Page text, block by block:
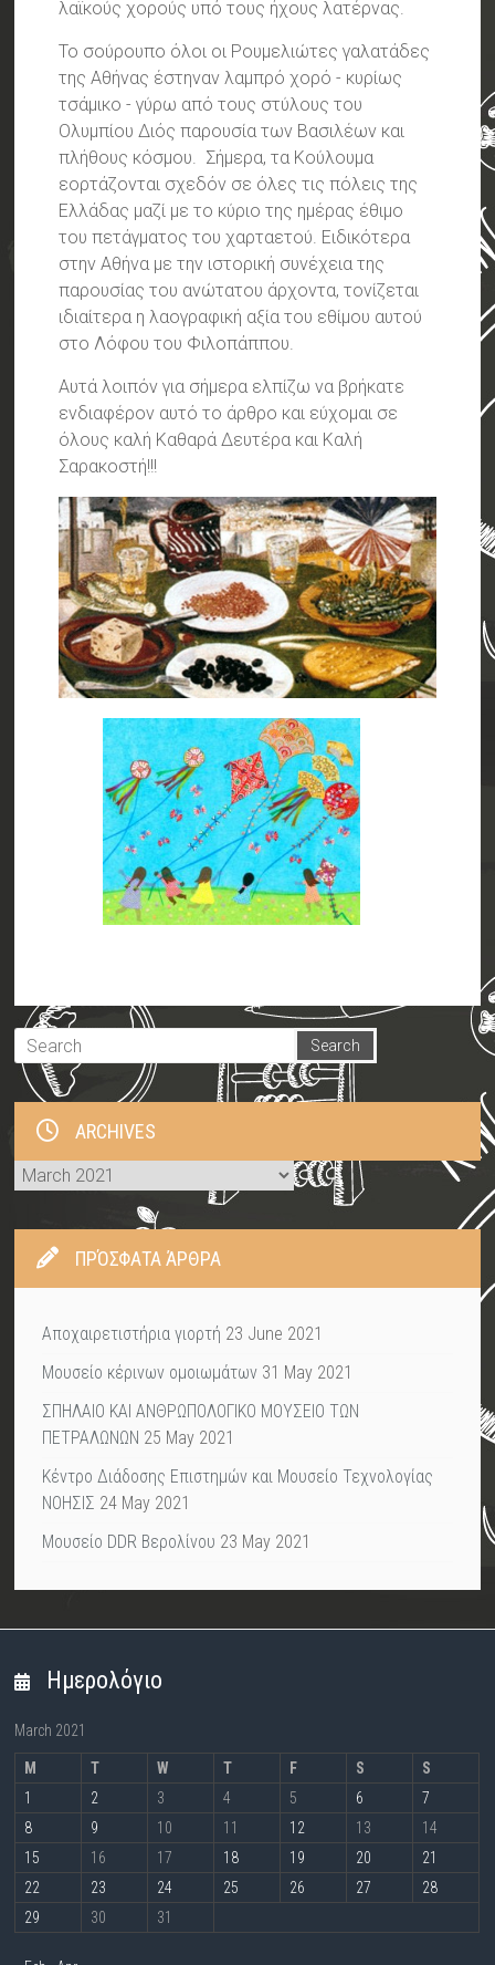
λαϊκούς χορούς υπό τους ήχους λατέρνας.
Το σούρουπο όλοι οι Ρουμελιώτες γαλατάδες
της Αθήνας έστηναν λαμπρό χορό - κυρίως
τσάμικο - γύρω από τους στύλους του
Ολυμπίου Διός παρουσία των Βασιλέων και
πλήθους κόσμου. Σήμερα, τα Κούλουμα
εορτάζονται σχεδόν σε όλες τις πόλεις της
Ελλάδας μαζί με το κύριο της ημέρας έθιμο
του πετάγματος του χαρταετού. Ειδικότερα
στην Αθήνα με την ιστορική συνέχεια της
παρουσίας του ανώτατου άρχοντα, τονίζεται
ιδιαίτερα η λαογραφική αξία του εθίμου αυτού
στο Λόφου του Φιλοπάππου.
Αυτά λοιπόν για σήμερα ελπίζω να βρήκατε
ενδιαφέρον αυτό το άρθρο και εύχομαι σε
όλους καλή Καθαρά Δευτέρα και Καλή
Σαρακοστή!!!
ARCHIVES
Archives
ΠΡΌΣΦΑΤΑ ΆΡΘΡΑ
Αποχαιρετιστήρια γιορτή 23 June 2021
Μουσείο κέρινων ομοιωμάτων 31 May 2021
ΣΠΗΛΑΙΟ ΚΑΙ ΑΝΘΡΩΠΟΛΟΓΙΚΟ ΜΟΥΣΕΙΟ ΤΩΝ
ΠΕΤΡΑΛΩΝΩΝ 25 May 2021
Κέντρο Διάδοσης Επιστημών και Μουσείο Τεχνολογίας
ΝΟΗΣΙΣ 24 May 2021
Μουσείο DDR Βερολίνου 23 May 2021
Ημερολόγιο
March 2021
M T W T F S
S
1
2 3 4 5 6
7
8
9 10 11 12 13
14
15
16 17 18 19 20
21
22
23 24 25 26 27
28
29
30 31